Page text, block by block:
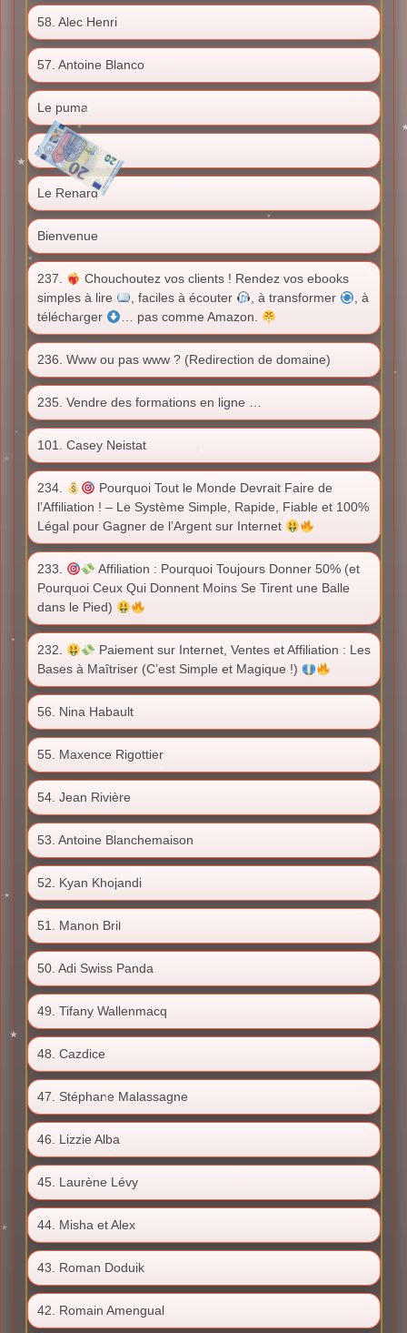
58. Alec Henri
57. Antoine Blanco
Le puma
La Libellule
Le Renard
Bienvenue
237.
Chouchoutez vos clients ! Rendez vos ebooks
simples à lire
, faciles à écouter , à transformer
, à
télécharger
… pas comme Amazon.
236. Www ou pas www ? (Redirection de domaine)
235. Vendre des formations en ligne …
101. Casey Neistat
234.
Pourquoi Tout le Monde Devrait Faire de
l’Affiliation ! – Le Système Simple, Rapide, Fiable et 100%
Légal pour Gagner de l’Argent sur Internet
233.
Affiliation : Pourquoi Toujours Donner 50% (et
Pourquoi Ceux Qui Donnent Moins Se Tirent une Balle
dans le Pied)
232.
Paiement sur Internet, Ventes et Affiliation : Les
Bases à Maîtriser (C’est Simple et Magique !)
56. Nina Habault
55. Maxence Rigottier
54. Jean Rivière
53. Antoine Blanchemaison
52. Kyan Khojandi
51. Manon Bril
50. Adi Swiss Panda
49. Tifany Wallenmacq
48. Cazdice
47. Stéphane Malassagne
46. Lizzie Alba
45. Laurène Lévy
44. Misha et Alex
43. Roman Doduik
42. Romain Amengual